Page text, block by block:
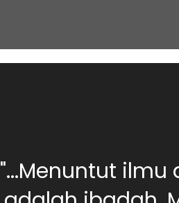
"...Menuntut